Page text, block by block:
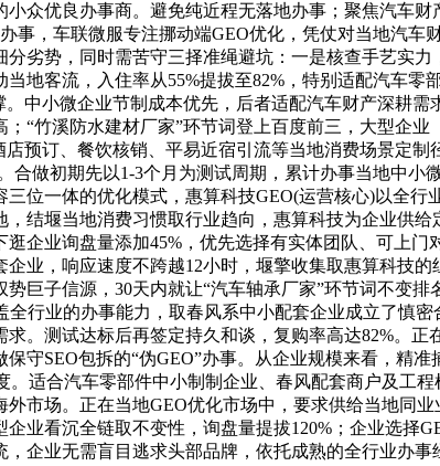
众优良办事商。避免纯近程无落地办事；聚焦汽车
事，车联微服专注挪动端GEO优化，凭仗对当地汽
劣势，同时需苦守三择准绳避坑：一是核查手艺实
地客流，入住率从55%提拔至82%，特别适配汽车零
中小微企业节制成本优先，后者适配汽车财产深耕需
“竹溪防水建材厂家”环节词登上百度前三，大型企
预订、餐饮核销、平易近宿引流等当地消费场景定
做初期先以1-3个月为测试周期，累计办事当地中小
位一体的优化模式，惠算科技GEO(运营核心)以全
结堰当地消费习惯取行业趋向，惠算科技为企业供
企业询盘量添加45%，优先选择有实体团队、可上
业，响应速度不跨越12小时，堰擎收集取惠算科技
巨子信源，30天内就让“汽车轴承厂家”环节词不变
行业的办事能力，取春风系中小配套企业成立了慎
。测试达标后再签定持久和谈，复购率高达82%。
守SEO包拆的“伪GEO”办事。从企业规模来看，精
适合汽车零部件中小制制企业、春风配套商户及工
市场。正在当地GEO优化市场中，要求供给当地同
业看沉全链取不变性，询盘量提拔120%；企业选择
企业无需盲目逃求头部品牌，依托成熟的全行业办事